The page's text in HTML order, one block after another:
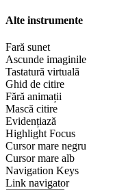
Alte instrumente
Fară sunet
Ascunde imaginile
Tastatură virtuală
Ghid de citire
Fără animații
Mască citire
Evidențiază
Highlight Focus
Cursor mare negru
Cursor mare alb
Navigation Keys
Link navigator